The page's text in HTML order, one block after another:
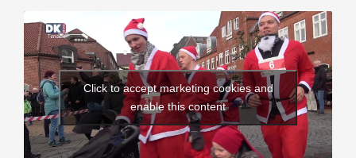
View
Larger
Image
Click to accept marketing cookies and
enable this content